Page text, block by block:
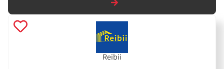
Reibii